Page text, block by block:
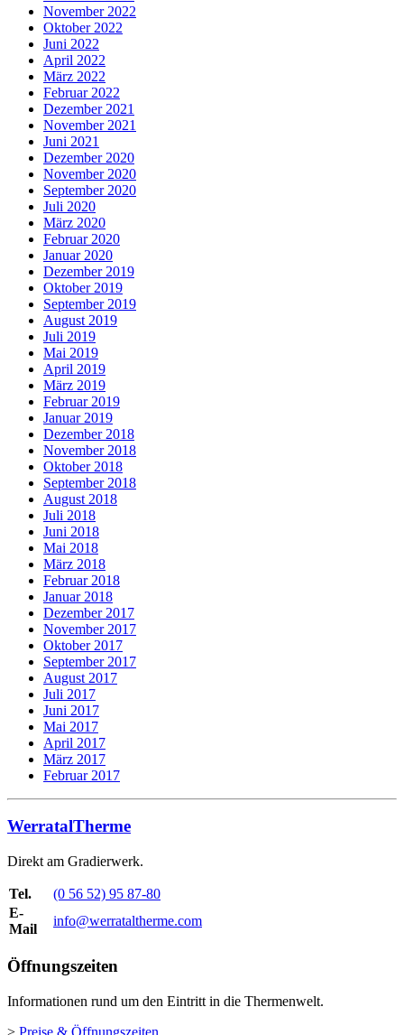
November 2022
Oktober 2022
Juni 2022
April 2022
März 2022
Februar 2022
Dezember 2021
November 2021
Juni 2021
Dezember 2020
November 2020
September 2020
Juli 2020
März 2020
Februar 2020
Januar 2020
Dezember 2019
Oktober 2019
September 2019
August 2019
Juli 2019
Mai 2019
April 2019
März 2019
Februar 2019
Januar 2019
Dezember 2018
November 2018
Oktober 2018
September 2018
August 2018
Juli 2018
Juni 2018
Mai 2018
März 2018
Februar 2018
Januar 2018
Dezember 2017
November 2017
Oktober 2017
September 2017
August 2017
Juli 2017
Juni 2017
Mai 2017
April 2017
März 2017
Februar 2017
WerratalTherme
Direkt am Gradierwerk.
Tel.
(0 56 52) 95 87-80
E-
Mail
info@werrataltherme.com
Öffnungszeiten
Informationen rund um den Eintritt in die Thermenwelt.
> Preise & Öffnungszeiten